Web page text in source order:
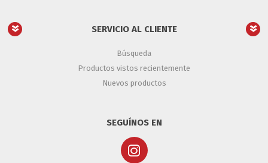
SERVICIO AL CLIENTE
Búsqueda
Productos vistos recientemente
Nuevos productos
SEGUÍNOS EN